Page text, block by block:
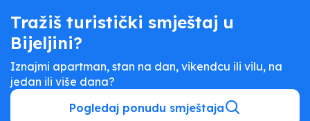
Tražiš turistički smještaj u
Bijeljini?
Iznajmi apartman, stan na dan, vikendcu ili vilu, na
jedan ili više dana?
Pogledaj ponudu smještaja